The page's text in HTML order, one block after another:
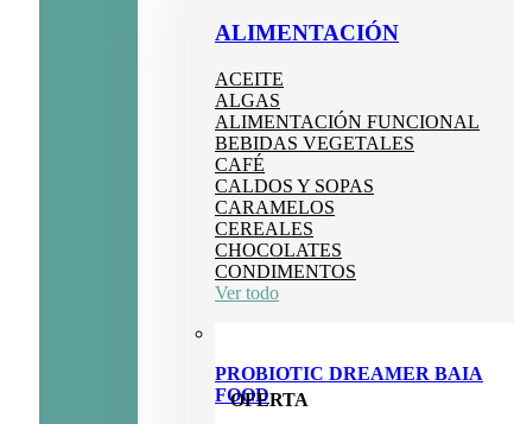
ALIMENTACIÓN
ACEITE
ALGAS
ALIMENTACIÓN FUNCIONAL
BEBIDAS VEGETALES
CAFÉ
CALDOS Y SOPAS
CARAMELOS
CEREALES
CHOCOLATES
CONDIMENTOS
Ver todo
OFERTA
PROBIOTIC DREAMER BAIA
FOOD